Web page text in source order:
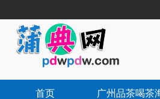
首页 广州品茶喝茶